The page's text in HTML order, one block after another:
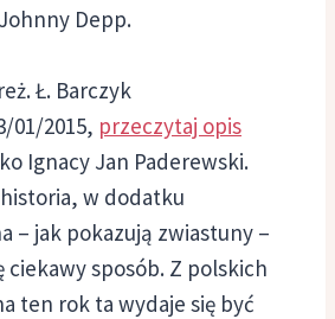
Depp.
Ł. Barczyk
01/2015, przeczytaj opis
Ignacy Jan Paderewski.
w dodatku
– jak pokazują zwiastuny –
ciekawy sposób. Z polskich
ten rok ta wydaje się być